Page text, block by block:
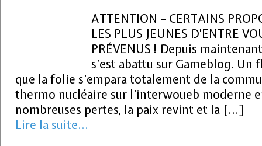
ATTENTION – CERTAINS
LES PLUS JEUNES D’ENTRE
PRÉVENUS ! Depuis
s’est abattu sur Gameblog. Un
que la folie s’empara totalement de la
thermo nucléaire sur l’interwoueb moderne
nombreuses pertes, la paix revint et la […]
Lire la suite...